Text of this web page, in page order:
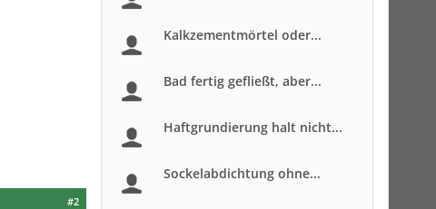
#2
Kalkzementmörtel oder...
Bad fertig gefließt, aber...
Haftgrundierung halt nicht...
Sockelabdichtung ohne...